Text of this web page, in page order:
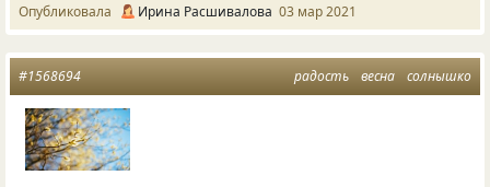
Опубликовала Ирина Расшивалова 03 мар 2021
радость весна солнышко
#1568694